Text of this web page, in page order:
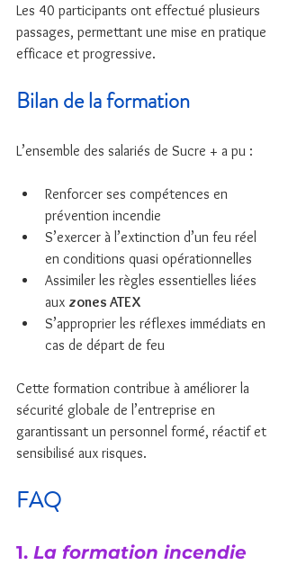
Les 40 participants ont effectué plusieurs
passages, permettant une mise en pratique
efficace et progressive.
Bilan de la formation
L’ensemble des salariés de Sucre + a pu :
Renforcer ses compétences en
prévention incendie
S’exercer à l’extinction d’un feu réel
en conditions quasi opérationnelles
Assimiler les règles essentielles liées
aux zones ATEX
S’approprier les réflexes immédiats en
cas de départ de feu
Cette formation contribue à améliorer la
sécurité globale de l’entreprise en
garantissant un personnel formé, réactif et
sensibilisé aux risques.
FAQ
1. La formation incendie